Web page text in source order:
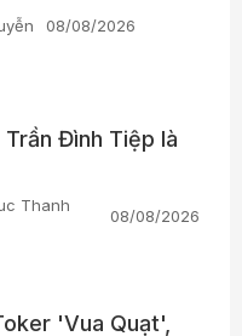
08/08/2026
Đình Tiệp là
Thanh
08/08/2026
'Vua Quạt',